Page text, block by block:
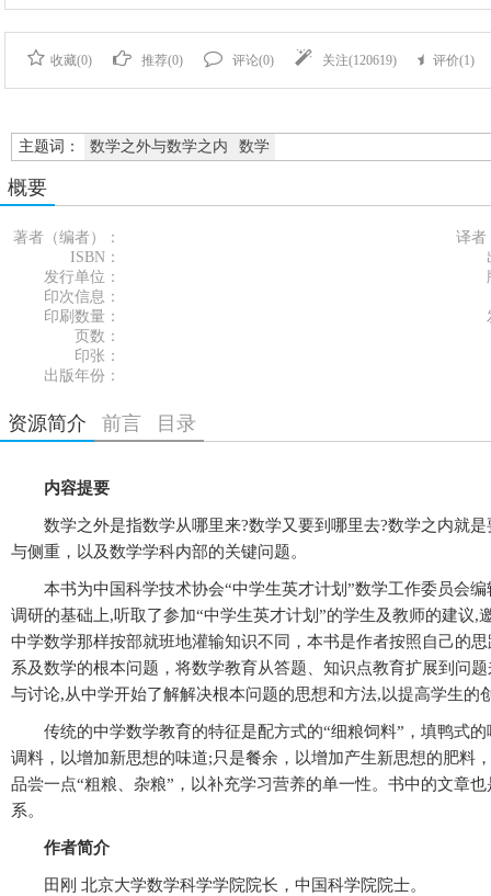
收藏(0) 推荐(0) 评论(0) 关注(120619) 评价(1)
主题词： 数学之外与数学之内 数学
概要
著者（编者）：
译者
ISBN：
发行单位：
印次信息：
印刷数量：
页数：
印张：
出版年份：
资源简介 前言 目录
内容提要
数学之外是指数学从哪里来?数学又要到哪里去?数学之内就是
与侧重，以及数学学科内部的关键问题。
本书为中国科学技术协会“中学生英才计划”数学工作委员会编
调研的基础上,听取了参加“中学生英才计划”的学生及教师的建议
中学数学那样按部就班地灌输知识不同，本书是作者按照自己的
系及数学的根本问题，将数学教育从答题、知识点教育扩展到问
与讨论,从中学开始了解解决根本问题的思想和方法,以提高学生的
传统的中学数学教育的特征是配方式的“细粮饲料”，填鸭式的
调料，以增加新思想的味道;只是餐余，以增加产生新思想的肥
品尝一点“粗粮、杂粮”，以补充学习营养的单一性。书中的文章
系。
作者简介
田刚 北京大学数学科学学院院长，中国科学院院士。